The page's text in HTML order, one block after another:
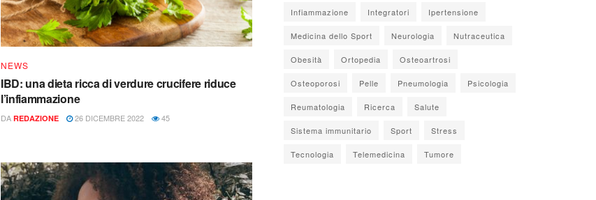
NEWS
IBD: una dieta ricca di verdure crucifere riduce
l’infiammazione
DA REDAZIONE 26 DICEMBRE 2022 45
Infiammazione Integratori Ipertensione
Medicina dello Sport Neurologia Nutraceutica
Obesità Ortopedia Osteoartrosi
Osteoporosi Pelle Pneumologia Psicologia
Reumatologia Ricerca Salute
Sistema immunitario Sport Stress
Tecnologia Telemedicina Tumore